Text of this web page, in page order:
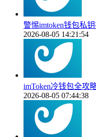
警惕imtoken钱包私
2026-08-05 14:21:54
imToken冷钱包全攻
2026-08-05 07:44:38